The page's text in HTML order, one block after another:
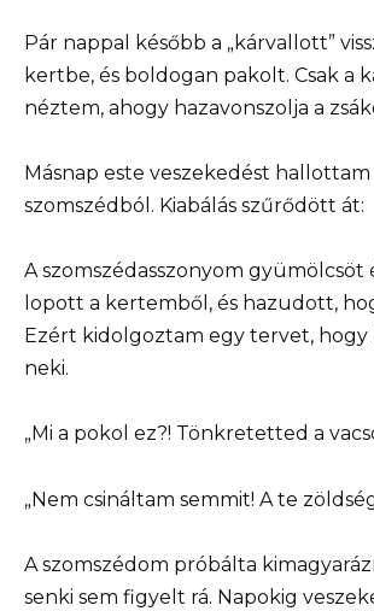
Pár nappal később a „kárvallott”
kertbe, és boldogan pakolt. Csak a
néztem, ahogy hazavonszolja a
Másnap este veszekedést hallottam
szomszédból. Kiabálás szűrődött át:
A szomszédasszonyom gyümölcsöt
lopott a kertemből, és hazudott,
Ezért kidolgoztam egy tervet,
neki.
„Mi a pokol ez?! Tönkretetted a
„Nem csináltam semmit! A te
A szomszédom próbálta
senki sem figyelt rá. Napokig